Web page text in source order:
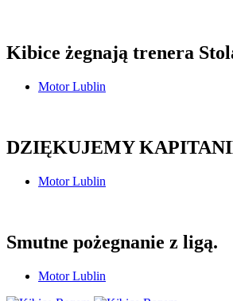
Kibice żegnają trenera
Motor Lublin
DZIĘKUJEMY
Motor Lublin
Smutne pożegnanie z ligą.
Motor Lublin